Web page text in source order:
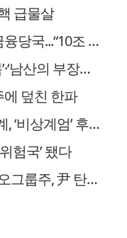
급물살
‘비상계엄 후폭풍’ 진화 나선 금융당국...“10조 증안펀드 가동+비정례 RP 매입”
윤석열 계엄 사태에 ‘서울의 봄’·‘남산의 부장들’ 등 재주목
에 덮친 한파
“K-푸드 성장세인데”…식품업계, ‘비상계엄’ 후유증 우려
험국’ 됐다
비상계엄 사태 수혜주?…카카오그룹주, 尹 탄핵 가능성에 들썩